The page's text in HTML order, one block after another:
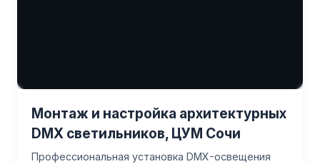
Монтаж и настройка архитектурных
DMX светильников, ЦУМ Сочи
Профессиональная установка DMX-освещения